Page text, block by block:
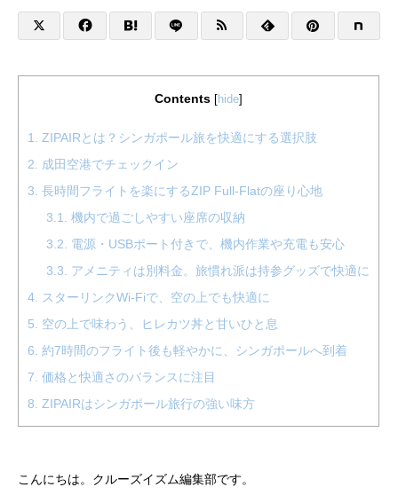
Contents hide
1. ZIPAIRとは？シンガポール旅を快適にする選択肢
2. 成田空港でチェックイン
3. 長時間フライトを楽にするZIP Full-Flatの座り心地
3.1. 機内で過ごしやすい座席の収納
3.2. 電源・USBポート付きで、機内作業や充電も安心
3.3. アメニティは別料金。旅慣れ派は持参グッズで快適に
4. スターリンクWi-Fiで、空の上でも快適に
5. 空の上で味わう、ヒレカツ丼と甘いひと息
6. 約7時間のフライト後も軽やかに、シンガポールへ到着
7. 価格と快適さのバランスに注目
8. ZIPAIRはシンガポール旅行の強い味方
こんにちは。クルーズイズム編集部です。